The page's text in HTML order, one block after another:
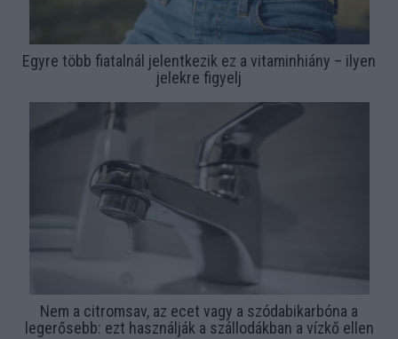
Egyre több fiatalnál jelentkezik ez a vitaminhiány – ilyen
jelekre figyelj
Nem a citromsav, az ecet vagy a szódabikarbóna a
legerősebb: ezt használják a szállodákban a vízkő ellen